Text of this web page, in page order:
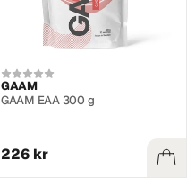
GAAM
GAAM EAA 300 g
226 kr